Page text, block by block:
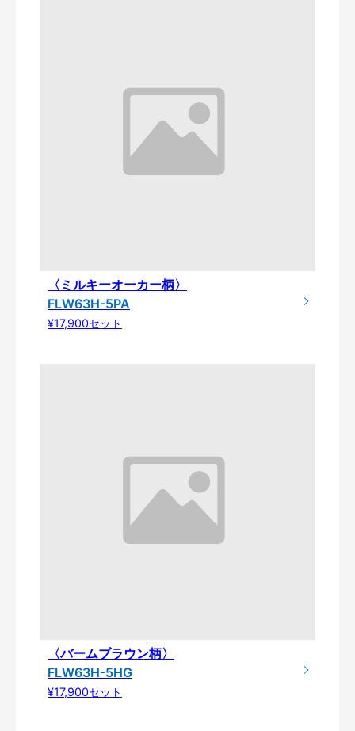
〈ミルキーオーカー柄〉
FLW63H-5PA
¥17,900セット
〈バームブラウン柄〉
FLW63H-5HG
¥17,900セット